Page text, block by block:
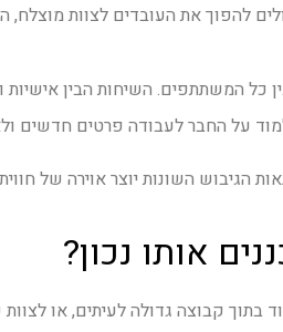
להפוך את העובדים לצוות מוצלח,
כל המשתתפים. השיחות הבין
על החבר לעבודה פרטים חדשים
השונות יוצר אוירה של
אותו נכון?
בתוך קבוצה גדולה לעיתים, או